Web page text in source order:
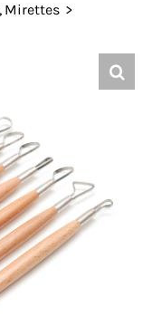
Mirettes